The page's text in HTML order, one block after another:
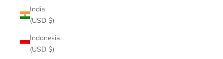
India
(USD $)
Indonesia
(USD $)